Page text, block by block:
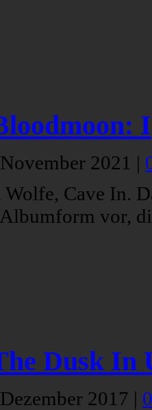
I
2021 |
Wolfe, Cave In.
vor,
Dusk In
2017 |